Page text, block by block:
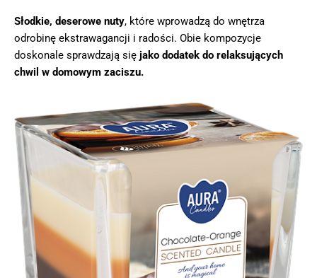
Słodkie, deserowe nuty, które wprowadzą do wnętrza
odrobinę ekstrawagancji i radości. Obie kompozycje
doskonale sprawdzają się jako dodatek do relaksujących
chwil w domowym zaciszu.